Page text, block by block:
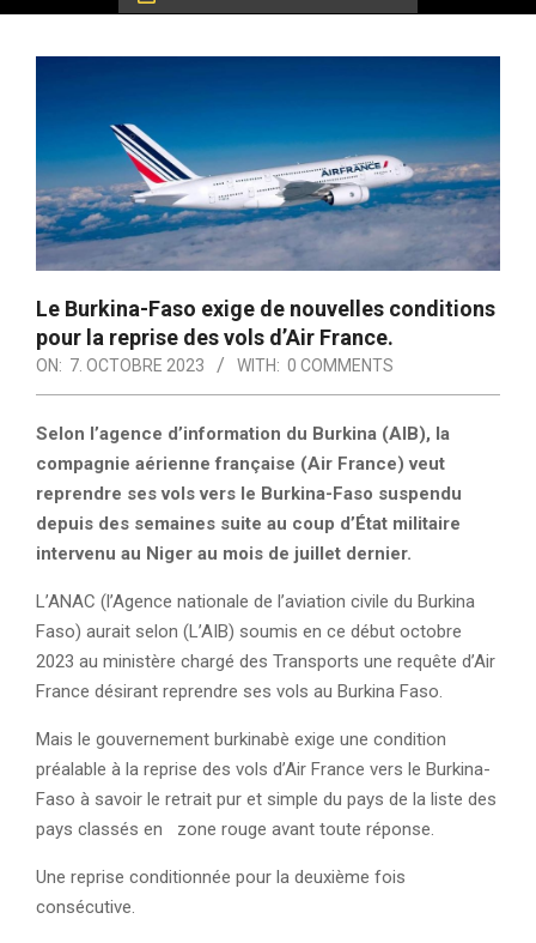
Le Burkina-Faso exige de nouvelles conditions
pour la reprise des vols d’Air France.
ON: 7. OCTOBRE 2023 WITH: 0 COMMENTS
Selon l’agence d’information du Burkina (AIB), la
compagnie aérienne française (Air France) veut
reprendre ses vols vers le Burkina-Faso suspendu
depuis des semaines suite au coup d’État militaire
intervenu au Niger au mois de juillet dernier.
L’ANAC (l’Agence nationale de l’aviation civile du Burkina
Faso) aurait selon (L’AIB) soumis en ce début octobre
2023 au ministère chargé des Transports une requête d’Air
France désirant reprendre ses vols au Burkina Faso.
Mais le gouvernement burkinabè exige une condition
préalable à la reprise des vols d’Air France vers le Burkina-
Faso à savoir le retrait pur et simple du pays de la liste des
pays classés en zone rouge avant toute réponse.
Une reprise conditionnée pour la deuxième fois
consécutive.